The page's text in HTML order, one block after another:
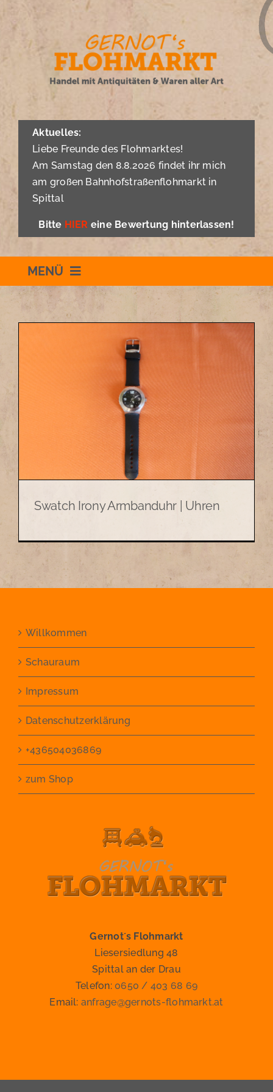
Inhalt
springen
Aktuelles:
Liebe Freunde des Flohmarktes!
Am Samstag den 8.8.2026 findet ihr mich
am großen Bahnhofstraßenflohmarkt in
Spittal
Bitte HIER eine Bewertung hinterlassen!
MENÜ
Willkommen
Schauraum
Impressum
Datenschutzerklärung
+436504036869
zum Shop
Swatch Irony Armbanduhr | Uhren
Willkommen
Schauraum
Impressum
Datenschutzerklärung
+436504036869
zum Shop
Gernot´s Flohmarkt
Liesersiedlung 48
Spittal an der Drau
Telefon: 0650 / 403 68 69
Email: anfrage@gernots-flohmarkt.at